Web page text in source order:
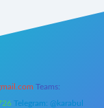
Teams:
Telegram: @karabul